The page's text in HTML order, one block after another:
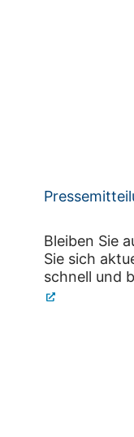
Bleiben Sie
Sie sich
schnell und